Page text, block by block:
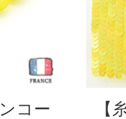
コー
【